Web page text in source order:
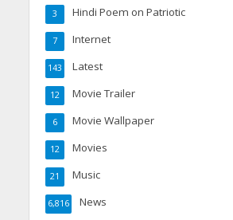
Hindi Poem on Patriotic
3
Internet
7
Latest
143
Movie Trailer
12
Movie Wallpaper
6
Movies
12
Music
21
News
6,816